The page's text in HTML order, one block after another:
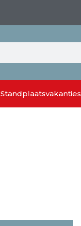
Standplaatsvakanties